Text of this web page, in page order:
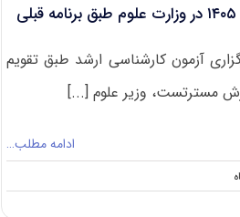
آزمون کارشناسی ارشد طبق تقویم
مسترتست، وزیر علوم [...]
ادامه مطلب…
on
پیگیری